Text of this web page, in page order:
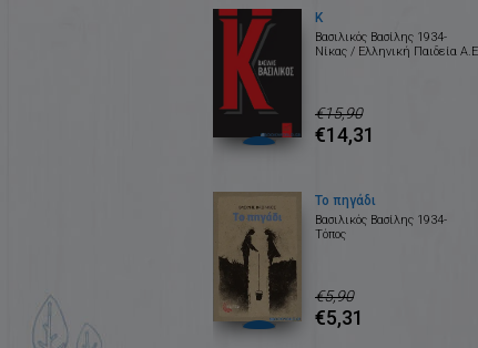
Κ
Βασιλικός Βασίλης 1934-
Νίκας / Ελληνική Παιδεία
€15,90
€14,31
Το πηγάδι
Βασιλικός Βασίλης 1934-
Τόπος
€5,90
€5,31